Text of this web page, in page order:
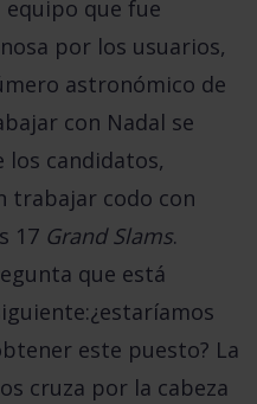
que fue
por los usuarios,
astronómico de
con Nadal se
los candidatos,
trabajar codo con
17 Grand Slams.
que está
¿estaríamos
este puesto? La
cruza por la cabeza